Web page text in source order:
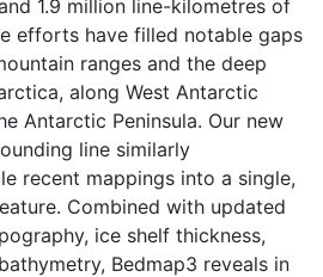
1.9 million line-kilometres of
efforts have filled notable gaps
ranges and the deep
along West Antarctic
Antarctic Peninsula. Our new
line similarly
recent mappings into a single,
Combined with updated
ice shelf thickness,
Bedmap3 reveals in